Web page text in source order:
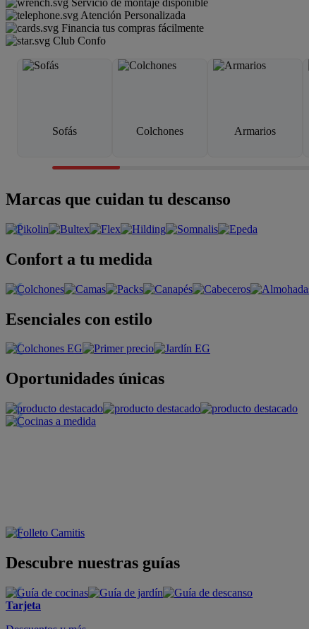
Servicio de montaje disponible
Atención Personalizada
Financia tus compras fácilmente
Club Confo
Sofás Colchones Armarios
Marcas que cuidan tu descanso
Confort a tu medida
Esenciales con estilo
Oportunidades únicas
Descubre nuestras guías
Tarjeta